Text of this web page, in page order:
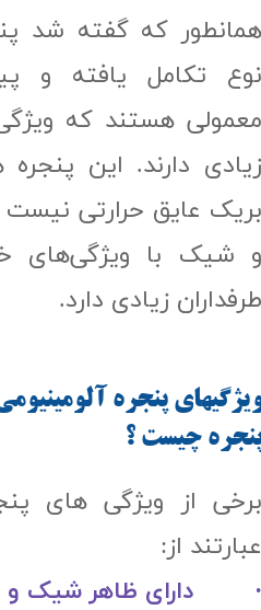
همانطور که گفته شد
نوع تکامل یافته و
معمولی هستند که
زیادی دارند. این
بریک عایق حرارتی
و شیک با
طرفداران زیادی دارد.​​​​​​​
برخی از ویژگی های
عبارتند از:
· دارای ظاهر شیک و
پنجره
چیست ؟​​​​​​​